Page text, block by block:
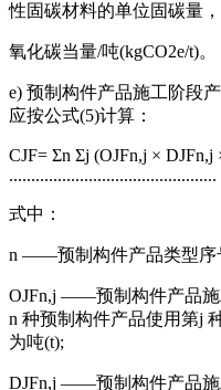
性固碳材料的单位固碳量
氧化碳当量/吨(kgCO2e/t)。
e) 预制构件产品施工阶段
应按公式(5)计算：
CJF= Σn Σj (OJFn,j × DJFn,j
...............................................
式中：
n ——预制构件产品类型序
OJFn,j ——预制构件产品
n 种预制构件产品使用第j
为吨(t);
DJFn,j ——预制构件产品